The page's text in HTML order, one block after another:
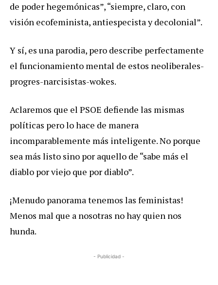
de poder hegemónicas”, “siempre, claro, con
visión ecofeminista, antiespecista y decolonial”.
Y sí, es una parodia, pero describe perfectamente
el funcionamiento mental de estos neoliberales-
progres-narcisistas-wokes.
Aclaremos que el PSOE defiende las mismas
políticas pero lo hace de manera
incomparablemente más inteligente. No porque
sea más listo sino por aquello de “sabe más el
diablo por viejo que por diablo”.
¡Menudo panorama tenemos las feministas!
Menos mal que a nosotras no hay quien nos
hunda.
- Publicidad -